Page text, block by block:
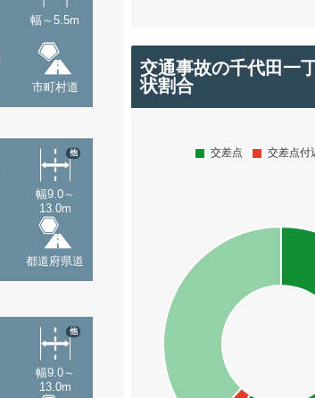
幅～5.5m
市町村道
幅9.0～
13.0m
他
都道府県道
幅9.0～
13.0m
他
交通事故の千代田一
状割合